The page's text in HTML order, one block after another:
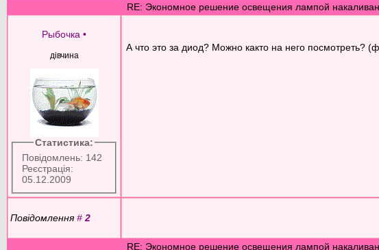
RE: Экономное решение освещения лампой
Рыбочка •
дівчина
Статистика:
Повідомлень: 142
Реєстрація:
05.12.2009
А что это за диод? Можно както на него посмотреть?
Повідомлення# 2
RE: Экономное решение освещения лампой